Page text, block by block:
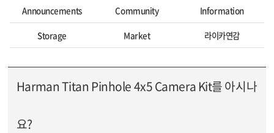
Announcements Community Information
Storage Market 라이카연감
Harman Titan Pinhole 4x5 Camera Kit를 아시나
요?